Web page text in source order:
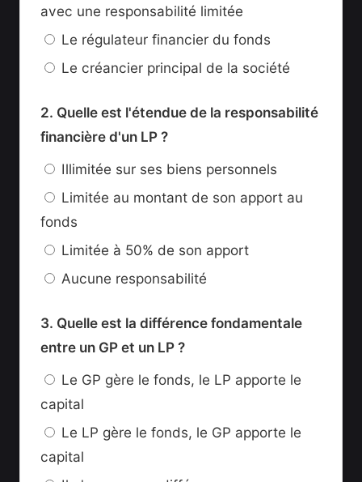
avec une responsabilité limitée
Le régulateur financier du fonds
Le créancier principal de la société
2. Quelle est l'étendue de la responsabilité
financière d'un LP ?
Illimitée sur ses biens personnels
Limitée au montant de son apport au
fonds
Limitée à 50% de son apport
Aucune responsabilité
3. Quelle est la différence fondamentale
entre un GP et un LP ?
Le GP gère le fonds, le LP apporte le
capital
Le LP gère le fonds, le GP apporte le
capital